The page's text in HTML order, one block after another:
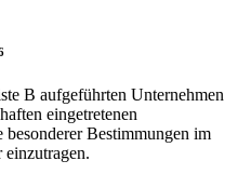
B aufgeführten Unternehmen
eingetretenen
besonderer Bestimmungen im